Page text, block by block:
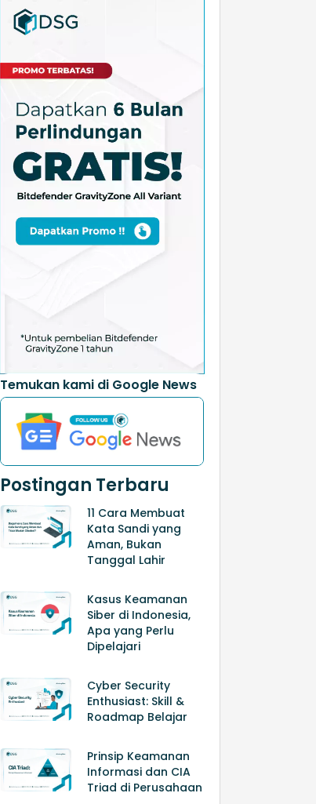
Temukan kami di Google News
Postingan Terbaru
11 Cara Membuat
Kata Sandi yang
Aman, Bukan
Tanggal Lahir
Kasus Keamanan
Siber di Indonesia,
Apa yang Perlu
Dipelajari
Cyber Security
Enthusiast: Skill &
Roadmap Belajar
Prinsip Keamanan
Informasi dan CIA
Triad di Perusahaan